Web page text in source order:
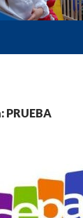
PRUEBA